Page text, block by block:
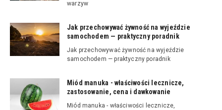
warzyw
Jak przechowywać żywność na wyjeździe
samochodem — praktyczny poradnik
Jak przechowywać żywność na wyjeździe
samochodem — praktyczny poradnik
Miód manuka - właściwości lecznicze,
zastosowanie, cena i dawkowanie
Miód manuka - właściwości lecznicze,